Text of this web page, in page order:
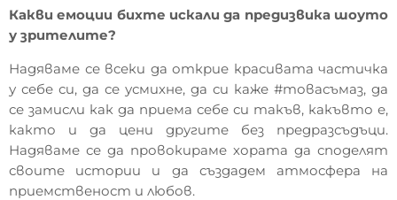
Какви емоции бихте искали да предизвика шоуто
у зрителите?
Надяваме се всеки да открие красивата частичка
у себе си, да се усмихне, да си каже #товасъмаз, да
се замисли как да приема себе си такъв, какъвто е,
както и да цени другите без предразсъдъци.
Надяваме се да провокираме хората да споделят
своите истории и да създадем атмосфера на
приемственост и любов.